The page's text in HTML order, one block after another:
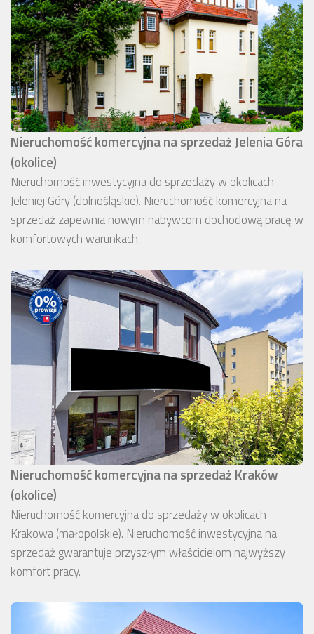
Nieruchomość komercyjna na sprzedaż Jelenia Góra
(okolice)
Nieruchomość inwestycyjna do sprzedaży w okolicach
Jeleniej Góry (dolnośląskie). Nieruchomość komercyjna na
sprzedaż zapewnia nowym nabywcom dochodową pracę w
komfortowych warunkach.
Nieruchomość komercyjna na sprzedaż Kraków
(okolice)
Nieruchomość komercyjna do sprzedaży w okolicach
Krakowa (małopolskie). Nieruchomość inwestycyjna na
sprzedaż gwarantuje przyszłym właścicielom najwyższy
komfort pracy.